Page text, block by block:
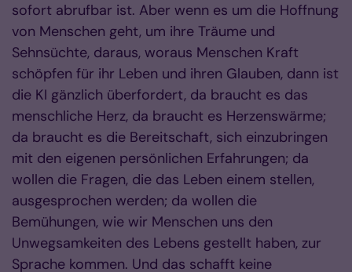
sofort abrufbar ist. Aber wenn es um die Hoffnung
von Menschen geht, um ihre Träume und
Sehnsüchte, daraus, woraus Menschen Kraft
schöpfen für ihr Leben und ihren Glauben, dann ist
die KI gänzlich überfordert, da braucht es das
menschliche Herz, da braucht es Herzenswärme;
da braucht es die Bereitschaft, sich einzubringen
mit den eigenen persönlichen Erfahrungen; da
wollen die Fragen, die das Leben einem stellen,
ausgesprochen werden; da wollen die
Bemühungen, wie wir Menschen uns den
Unwegsamkeiten des Lebens gestellt haben, zur
Sprache kommen. Und das schafft keine